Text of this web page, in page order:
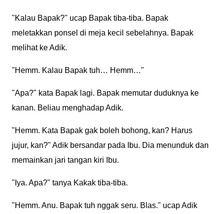
"Kalau Bapak?" ucap Bapak tiba-tiba. Bapak
meletakkan ponsel di meja kecil sebelahnya. Bapak
melihat ke Adik.
"Hemm. Kalau Bapak tuh… Hemm…"
"Apa?" kata Bapak lagi. Bapak memutar duduknya ke
kanan. Beliau menghadap Adik.
"Hemm. Kata Bapak gak boleh bohong, kan? Harus
jujur, kan?" Adik bersandar pada Ibu. Dia menunduk dan
memainkan jari tangan kiri Ibu.
"Iya. Apa?" tanya Kakak tiba-tiba.
"Hemm. Anu. Bapak tuh nggak seru. Blas." ucap Adik